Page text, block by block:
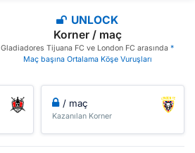
UNLOCK
Korner / maç
Gladiadores Tijuana FC ve London FC arasında*
Maç başına Ortalama Köşe Vuruşları
/ maç
Kazanılan Korner